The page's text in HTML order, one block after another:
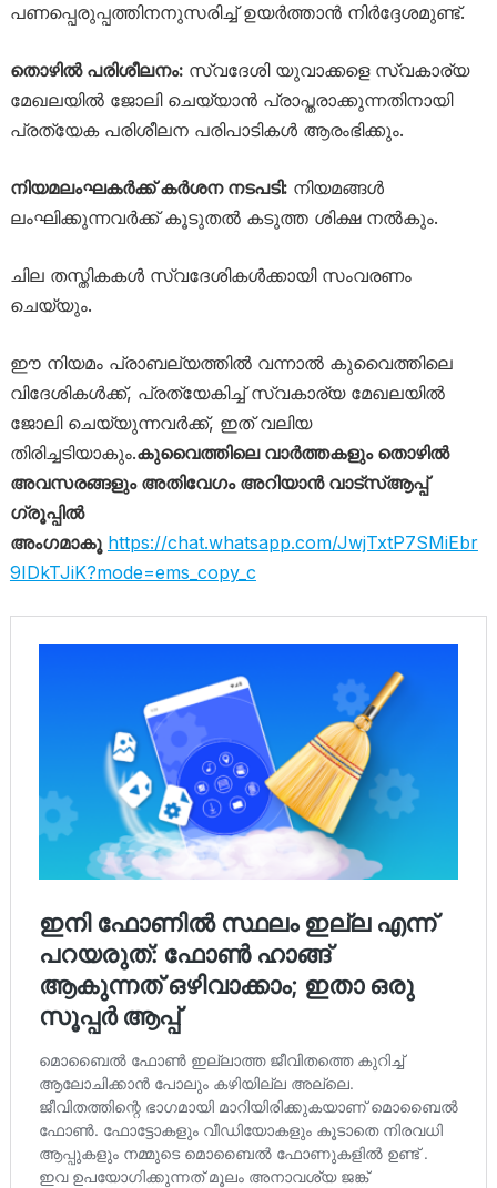
പണപ്പെരുപ്പത്തിനനുസരിച്ച് ഉയർത്താൻ നിർദ്ദേശമുണ്ട്.
തൊഴിൽ പരിശീലനം: സ്വദേശി യുവാക്കളെ സ്വകാര്യ
മേഖലയിൽ ജോലി ചെയ്യാൻ പ്രാപ്തരാക്കുന്നതിനായി
പ്രത്യേക പരിശീലന പരിപാടികൾ ആരംഭിക്കും.
നിയമലംഘകർക്ക് കർശന നടപടി: നിയമങ്ങൾ
ലംഘിക്കുന്നവർക്ക് കൂടുതൽ കടുത്ത ശിക്ഷ നൽകും.
ചില തസ്തികകൾ സ്വദേശികൾക്കായി സംവരണം
ചെയ്യും.
ഈ നിയമം പ്രാബല്യത്തിൽ വന്നാൽ കുവൈത്തിലെ
വിദേശികൾക്ക്, പ്രത്യേകിച്ച് സ്വകാര്യ മേഖലയിൽ
ജോലി ചെയ്യുന്നവർക്ക്, ഇത് വലിയ
തിരിച്ചടിയാകും.കുവൈത്തിലെ വാർത്തകളും തൊഴിൽ
അവസരങ്ങളും അതിവേഗം അറിയാൻ വാട്സ്ആപ്പ്
ഗ്രൂപ്പിൽ
അംഗമാകൂ https://chat.whatsapp.com/JwjTxtP7SMiEbr
9IDkTJiK?mode=ems_copy_c